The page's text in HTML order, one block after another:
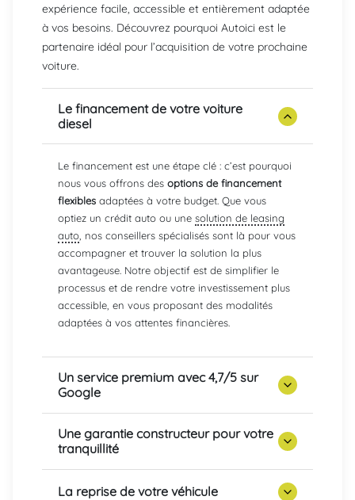
expérience facile, accessible et entièrement adaptée
à vos besoins. Découvrez pourquoi Autoici est le
partenaire idéal pour l’acquisition de votre prochaine
voiture.
Le financement de votre voiture
diesel
Le financement est une étape clé : c’est pourquoi
nous vous offrons des options de financement
flexibles adaptées à votre budget. Que vous
optiez un crédit auto ou une solution de leasing
auto , nos conseillers spécialisés sont là pour vous
accompagner et trouver la solution la plus
avantageuse. Notre objectif est de simplifier le
processus et de rendre votre investissement plus
accessible, en vous proposant des modalités
adaptées à vos attentes financières.
Un service premium avec 4,7/5 sur
Google
Une garantie constructeur pour votre
tranquillité
La reprise de votre véhicule